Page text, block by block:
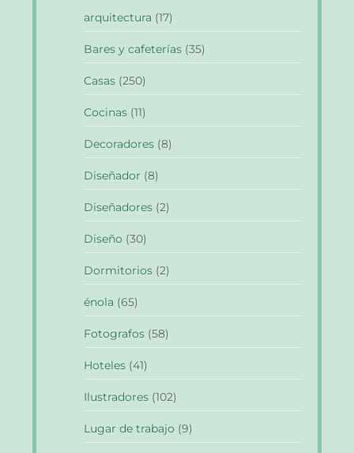
arquitectura (17)
Bares y cafeterías (35)
Casas (250)
Cocinas (11)
Decoradores (8)
Diseñador (8)
Diseñadores (2)
Diseño (30)
Dormitorios (2)
énola (65)
Fotografos (58)
Hoteles (41)
Ilustradores (102)
Lugar de trabajo (9)